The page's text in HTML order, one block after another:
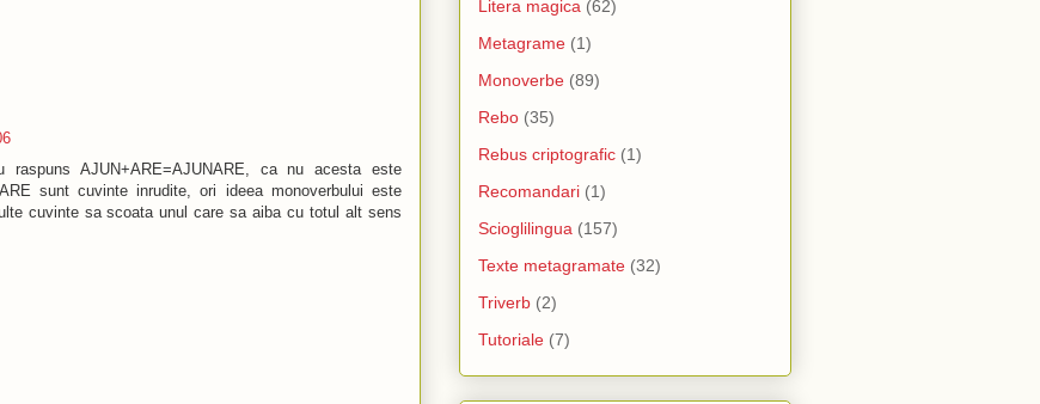
AJUN+ARE=AJUNARE, ca nu acesta este
sunt cuvinte inrudite, ori ideea monoverbului este
cuvinte sa scoata unul care sa aiba cu totul alt sens
Litera magica (62)
Metagrame (1)
Monoverbe (89)
Rebo (35)
Rebus criptografic (1)
Recomandari (1)
Scioglilingua (157)
Texte metagramate (32)
Triverb (2)
Tutoriale (7)